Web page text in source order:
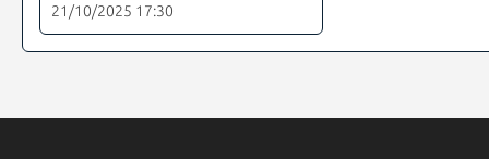
21/10/2025 17:30